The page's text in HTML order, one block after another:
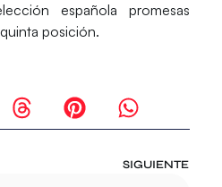
española promesas
posición.
SIGUIENTE